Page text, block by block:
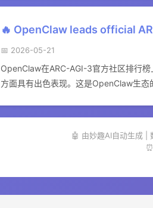
🔥 OpenClaw leads official
📅 2026-05-21
OpenClaw在ARC-AGI-3官方社区排行
方面具有出色表现。这是OpenClaw生态
🤖 由妙趣AI自动生成